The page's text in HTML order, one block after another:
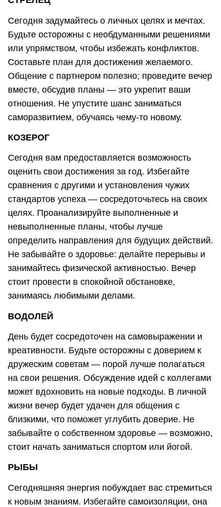
Сегодня задумайтесь о личных целях и мечтах.
Будьте осторожны с необдуманными решениями
или упрямством, чтобы избежать конфликтов.
Составьте план для достижения желаемого.
Общение с партнером полезно; проведите вечер
вместе, обсудив планы — это укрепит ваши
отношения. Не упустите шанс заниматься
саморазвитием, обучаясь чему-то новому.
КОЗЕРОГ
Сегодня вам предоставляется возможность
оценить свои достижения за год. Избегайте
сравнения с другими и установления чужих
стандартов успеха — сосредоточьтесь на своих
целях. Проанализируйте выполненные и
невыполненные планы, чтобы лучше
определить направления для будущих действий.
Не забывайте о здоровье: делайте перерывы и
занимайтесь физической активностью. Вечер
стоит провести в спокойной обстановке,
занимаясь любимыми делами.
ВОДОЛЕЙ
День будет сосредоточен на самовыражении и
креативности. Будьте осторожны с доверием к
дружеским советам — порой лучше полагаться
на свои решения. Обсуждение идей с коллегами
может вдохновить на новые подходы. В личной
жизни вечер будет удачен для общения с
близкими, что поможет углубить доверие. Не
забывайте о собственном здоровье — возможно,
стоит начать заниматься спортом или йогой.
РЫБЫ
Сегодняшняя энергия побуждает вас стремиться
к новым знаниям. Избегайте самоизоляции, она